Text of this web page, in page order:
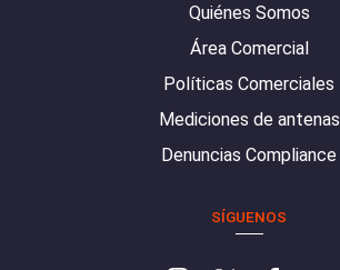
Quiénes Somos
Área Comercial
Políticas Comerciales
Mediciones de antenas
Denuncias Compliance
SÍGUENOS